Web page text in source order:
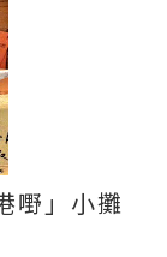
嘢」小攤